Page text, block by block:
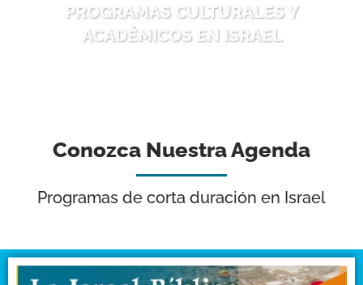
PROGRAMAS CULTURALES Y
ACADÉMICOS EN ISRAEL
Conozca Nuestra Agenda
Programas de corta duración en Israel